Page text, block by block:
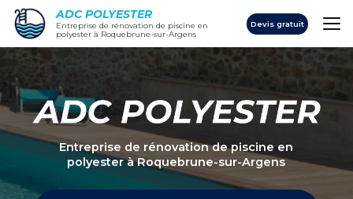
Aller
contenu
principal
ADC POLYESTER
Entreprise de rénovation de piscine en
polyester à Roquebrune-sur-Argens
Devis gratuit
Entreprise de rénovation de piscine en
polyesterà Roquebrune-sur-Argens